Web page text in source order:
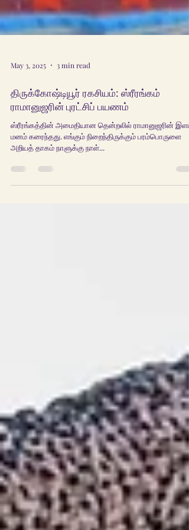
May 3, 2025 3 min read
திருக்கோஷ்டியூர் ரகசியம்: ஸ்ரீரங்கம்
ராமானுஜரின் புரட்சிப் பயணம்
ஸ்ரீரங்கத்தின் அமைதியான தென்றலில் ராமானுஜரின் இளம்